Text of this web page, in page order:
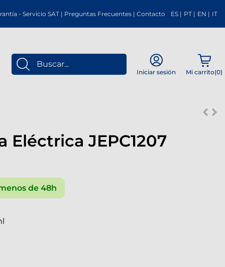
- Servicio SAT | Preguntas Frecuentes | Contacto ES | PT | EN | IT
Iniciar sesión Mi carrito(0)
Eléctrica JEPC1207
de 48h